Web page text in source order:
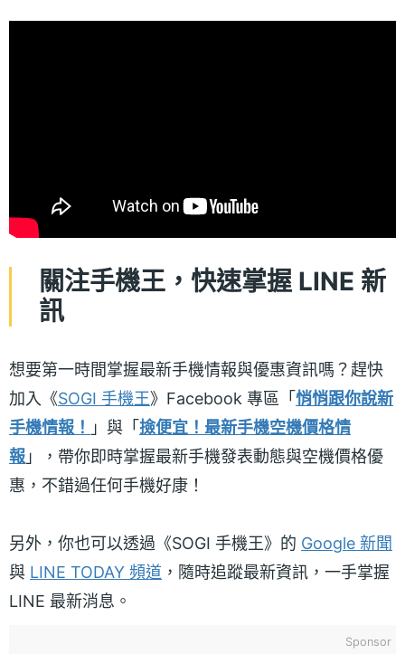
關注手機王，快速掌握 LINE 新
訊
想要第一時間掌握最新手機情報與優惠資訊嗎？趕快
加入《SOGI 手機王》Facebook 專區「 悄悄跟你說新
手機情報！ 」與「 撿便宜！最新手機空機價格情
報 」，帶你即時掌握最新手機發表動態與空機價格優
惠，不錯過任何手機好康！
另外，你也可以透過《SOGI 手機王》的 Google 新聞
與 LINE TODAY 頻道 ，隨時追蹤最新資訊，一手掌握
LINE 最新消息。
Sponsor